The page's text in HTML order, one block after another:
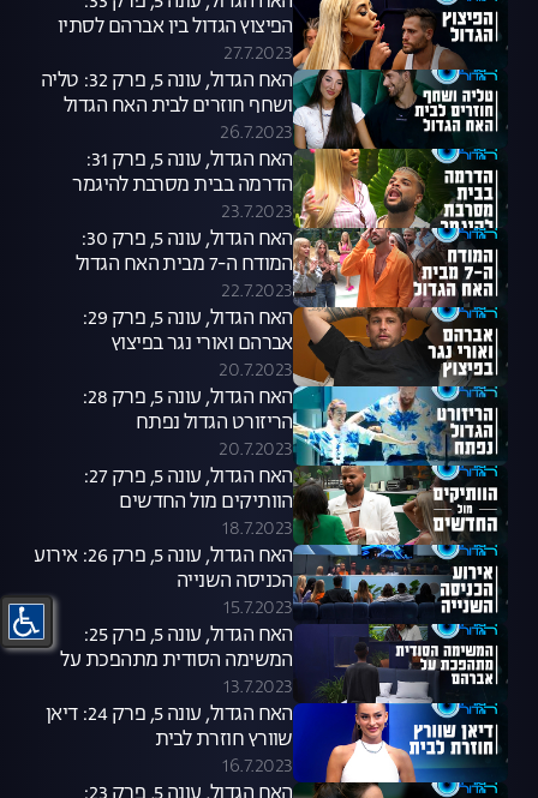
הפיצוץ הגדול בין אברהם לסתיו
27.7.2023
האח הגדול, עונה 5, פרק 32: טליה
ושחף חוזרים לבית האח הגדול
26.7.2023
האח הגדול, עונה 5, פרק 31:
הדרמה בבית מסרבת להיגמר
23.7.2023
האח הגדול, עונה 5, פרק 30:
המודח ה-7 מבית האח הגדול
22.7.2023
האח הגדול, עונה 5, פרק 29:
אברהם ואורי נגר בפיצוץ
20.7.2023
האח הגדול, עונה 5, פרק 28:
הריזורט הגדול נפתח
20.7.2023
האח הגדול, עונה 5, פרק 27:
הוותיקים מול החדשים
18.7.2023
האח הגדול, עונה 5, פרק 26: אירוע
הכניסה השנייה
15.7.2023
האח הגדול, עונה 5, פרק 25:
המשימה הסודית מתהפכת על
אברהם
13.7.2023
האח הגדול, עונה 5, פרק 24: דיאן
שוורץ חוזרת לבית
16.7.2023